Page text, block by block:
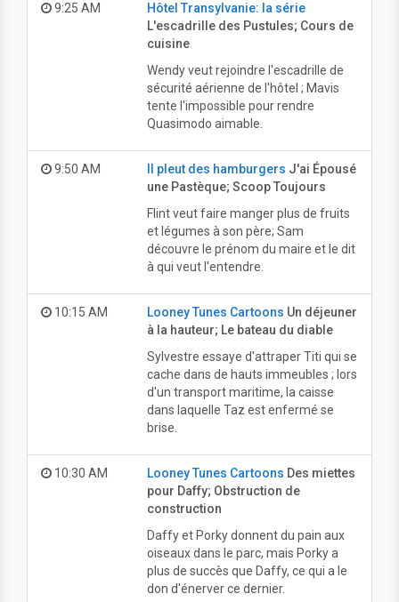
9:25 AM
Hôtel Transylvanie: la série
L'escadrille des Pustules; Cours de
cuisine
Wendy veut rejoindre l'escadrille de
sécurité aérienne de l'hôtel ; Mavis
tente l'impossible pour rendre
Quasimodo aimable.
9:50 AM Il pleut des hamburgers J'ai Épousé
une Pastèque; Scoop Toujours
Flint veut faire manger plus de fruits
et légumes à son père; Sam
découvre le prénom du maire et le dit
à qui veut l'entendre.
10:15 AM Looney Tunes Cartoons Un déjeuner
à la hauteur; Le bateau du diable
Sylvestre essaye d'attraper Titi qui se
cache dans de hauts immeubles ; lors
d'un transport maritime, la caisse
dans laquelle Taz est enfermé se
brise.
10:30 AM Looney Tunes Cartoons Des miettes
pour Daffy; Obstruction de
construction
Daffy et Porky donnent du pain aux
oiseaux dans le parc, mais Porky a
plus de succès que Daffy, ce qui a le
don d'énerver ce dernier.